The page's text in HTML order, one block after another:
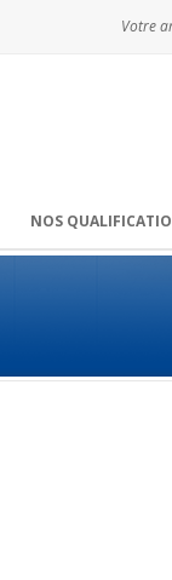
Votre
NOS